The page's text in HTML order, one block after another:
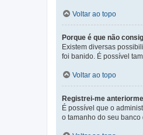
Voltar ao topo
Porque é que não
Existem diversas
foi banido. É possível
Voltar ao topo
Registrei-me
É possível que o
o tamanho do seu banco